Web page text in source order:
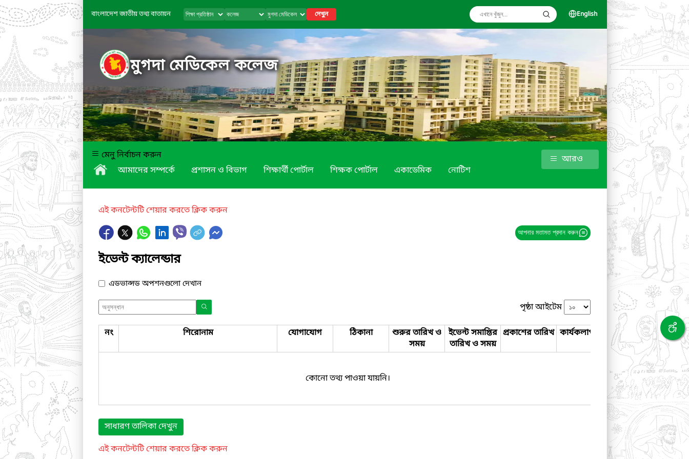
বাংলাদেশ জাতীয় তথ্য বাতায়ন দেখুন English
মুগদা মেডিকেল কলেজ
মেনু নির্বাচন করুন
আমাদের সম্পর্কে
প্রশাসন ও বিভাগ শিক্ষার্থী পোর্টাল শিক্ষক পোর্টাল একাডেমিক নোটিশ
আরও
এই কনটেন্টটি শেয়ার করতে ক্লিক করুন
আপনার মতামত প্রদান করুন
ইভেন্ট ক্যালেন্ডার
এডভান্সড অপশনগুলো দেখান
পৃষ্ঠা আইটেম
নং শিরোনাম যোগাযোগ ঠিকানা
শুরুর তারিখ ও
সময়
ইভেন্ট সমাপ্তির
তারিখ ও সময়
প্রকাশের তারিখ কার্যকলাপ
কোনো তথ্য পাওয়া যায়নি।
সাধারণ তালিকা দেখুন
এই কনটেন্টটি শেয়ার করতে ক্লিক করুন